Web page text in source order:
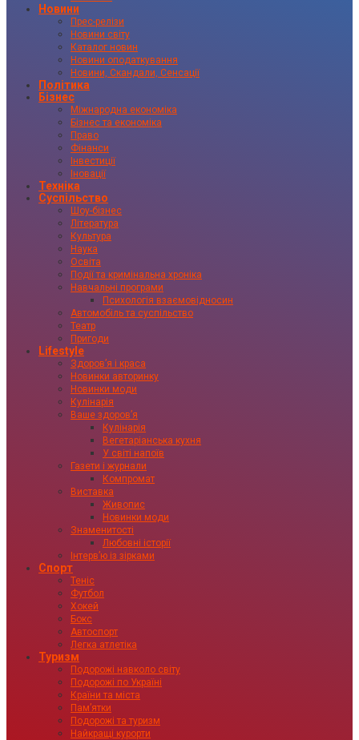
Новини
Прес-релізи
Новини світу
Каталог новин
Новини оподаткування
Новини, Скандали, Сенсації
Політика
Бізнес
Міжнародна економіка
Бізнес та економіка
Право
Фінанси
Інвестиції
Іновації
Техніка
Суспільство
Шоу-бізнес
Література
Культура
Наука
Освіта
Події та кримінальна хроніка
Навчальні програми
Психологія взаємовідносин
Автомобіль та суспільство
Театр
Пригоди
Lifestyle
Здоровʼя і краса
Новинки авторинку
Новинки моди
Кулінарія
Ваше здоровʼя
Кулінарія
Вегетаріанська кухня
У світі напоїв
Газети і журнали
Компромат
Виставка
Живопис
Новинки моди
Знаменитості
Любовні історії
Інтервʼю із зірками
Спорт
Теніс
Футбол
Хокей
Бокс
Автоспорт
Легка атлетіка
Туризм
Подорожі навколо світу
Подорожі по Україні
Країни та міста
Пам’ятки
Подорожі та туризм
Найкращі курорти